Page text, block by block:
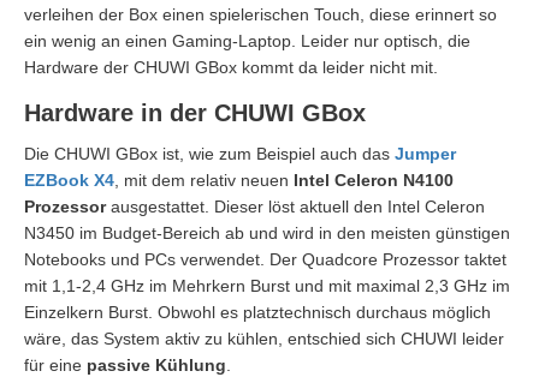
verleihen der Box einen spielerischen Touch, diese erinnert so
ein wenig an einen Gaming-Laptop. Leider nur optisch, die
Hardware der CHUWI GBox kommt da leider nicht mit.
Hardware in der CHUWI GBox
Die CHUWI GBox ist, wie zum Beispiel auch das Jumper
EZBook X4 , mit dem relativ neuen Intel Celeron N4100
Prozessorausgestattet. Dieser löst aktuell den Intel Celeron
N3450 im Budget-Bereich ab und wird in den meisten günstigen
Notebooks und PCs verwendet. Der Quadcore Prozessor taktet
mit 1,1-2,4 GHz im Mehrkern Burst und mit maximal 2,3 GHz im
Einzelkern Burst. Obwohl es platztechnisch durchaus möglich
wäre, das System aktiv zu kühlen, entschied sich CHUWI leider
für eine passive Kühlung